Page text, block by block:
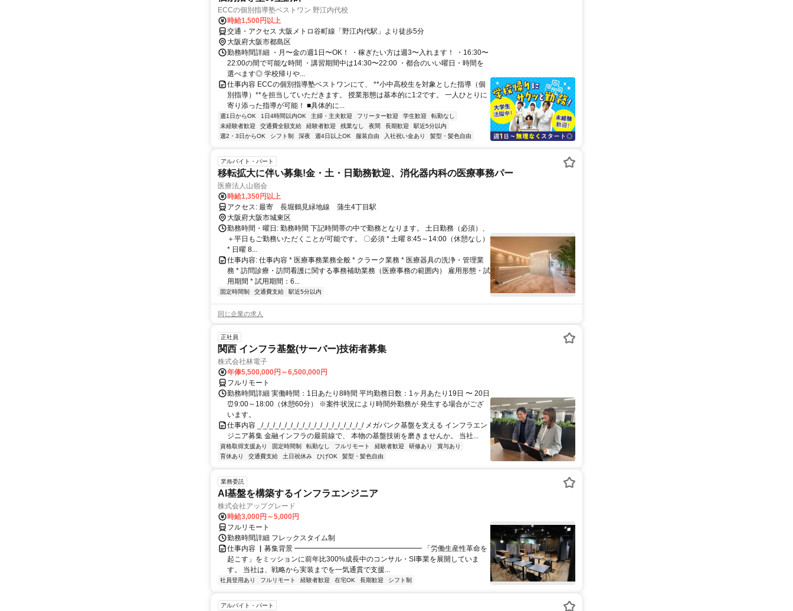
ECCの個別指導塾ベストワン 野江内代校
時給1,500円以上
交通・アクセス 大阪メトロ谷町線「野江内代駅」より徒歩5分
大阪府大阪市都島区
勤務時間詳細 ・月〜金の週1日〜OK！ ・稼ぎたい方は週3〜入れます！ ・16:30〜
22:00の間で可能な時間 ・講習期間中は14:30〜22:00 ・都合のいい曜日・時間を
選べます◎ 学校帰りや...
仕事内容 ECCの個別指導塾ベストワンにて、 **小中高校生を対象とした指導（個
別指導）**を担当していただきます。 授業形態は基本的に1:2です。 一人ひとりに
寄り添った指導が可能！ ■具体的に...
週1日からOK 1日4時間以内OK 主婦・主夫歓迎 フリーター歓迎 学生歓迎
転勤なし
未経験者歓迎
交通費全額支給 経験者歓迎 残業なし 夜間 長期歓迎
駅近5分以内
週2・3日からOK
シフト制 深夜 週4日以上OK 服装自由 入社祝い金あり 髪型・髪色自由
アルバイト・パート
移転拡大に伴い募集!金・土・日勤務歓迎、消化器内科の医療事務パー
医療法人山嶺会
時給1,350円以上
アクセス: 最寄 長堀鶴見緑地線 蒲生4丁目駅
大阪府大阪市城東区
勤務時間・曜日: 勤務時間 下記時間帯の中で勤務となります。 土日勤務（必須）、
＋平日もご勤務いただくことが可能です。 〇必須 * 土曜 8:45～14:00（休憩なし）
* 日曜 8...
仕事内容: 仕事内容 * 医療事務業務全般 * クラーク業務 * 医療器具の洗浄・管理業
務 * 訪問診療・訪問看護に関する事務補助業務（医療事務の範囲内） 雇用形態・試
用期間 * 試用期間：6...
固定時間制 交通費支給 駅近5分以内
同じ企業の求人
正社員
関西 インフラ基盤(サーバー)技術者募集
株式会社林電子
年俸5,500,000円～6,500,000円
フルリモート
勤務時間詳細 実働時間：1日あたり8時間 平均勤務日数：1ヶ月あたり19日 〜 20日
⏰9:00～18:00（休憩60分） ※案件状況により時間外勤務が 発生する場合がござ
います。
仕事内容 _/_/_/_/_/_/_/_/_/_/_/_/_/_/_/_/_/_/ メガバンク基盤を支える インフラエン
ジニア募集 金融インフラの最前線で、 本物の基盤技術を磨きませんか。 当社...
資格取得支援あり 固定時間制 転勤なし フルリモート 経験者歓迎 研修あり
賞与あり
育休あり
交通費支給 土日祝休み ひげOK 髪型・髪色自由
業務委託
AI基盤を構築するインフラエンジニア
株式会社アップグレード
時給3,000円～5,000円
フルリモート
勤務時間詳細 フレックスタイム制
仕事内容 ▏募集背景 ━━━━━━━━━━━━━━━━━━ 「労働生産性革命を
起こす」をミッションに前年比300%成長中のコンサル・SI事業を展開していま
す。 当社は、戦略から実装までを一気通貫で支援...
社員登用あり フルリモート 経験者歓迎 在宅OK 長期歓迎 シフト制
アルバイト・パート